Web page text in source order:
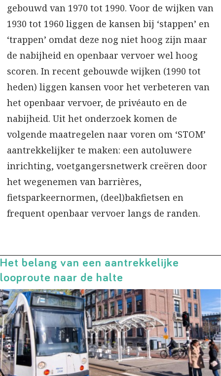
gebouwd van 1970 tot 1990. Voor de wijken van
1930 tot 1960 liggen de kansen bij ‘stappen’ en
‘trappen’ omdat deze nog niet hoog zijn maar
de nabijheid en openbaar vervoer wel hoog
scoren. In recent gebouwde wijken (1990 tot
heden) liggen kansen voor het verbeteren van
het openbaar vervoer, de privéauto en de
nabijheid. Uit het onderzoek komen de
volgende maatregelen naar voren om ‘STOM’
aantrekkelijker te maken: een autoluwere
inrichting, voetgangersnetwerk creëren door
het wegenemen van barrières,
fietsparkeernormen, (deel)bakfietsen en
frequent openbaar vervoer langs de randen.
Het belang van een aantrekkelijke
looproute naar de halte